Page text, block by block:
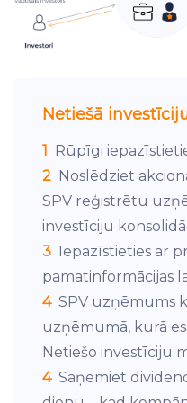
Netiešā
1
Rūpīgi
2 Noslēdziet
SPV reģistrētu
investīciju
3
Iepazīstieties ar
pamatinformācijas
4 SPV uzņēmums
uzņēmumā, kurā
Netiešo investīciju
4 Saņemiet